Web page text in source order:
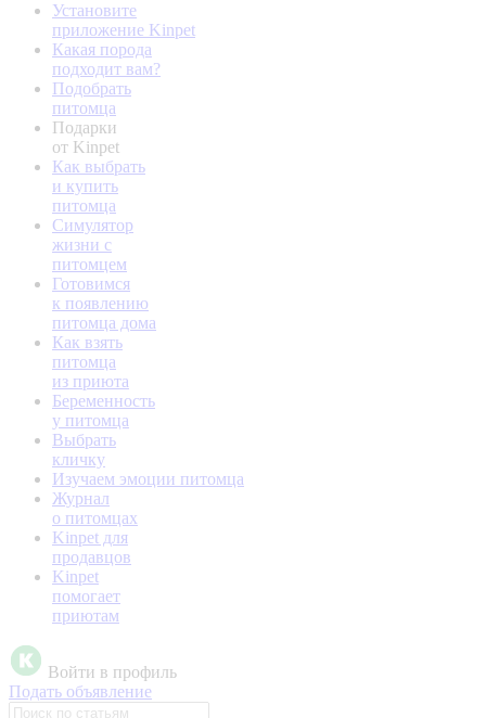
Установите
приложение Kinpet
Какая порода
подходит вам?
Подобрать
питомца
Подарки
от Kinpet
Как выбрать
и купить
питомца
Симулятор
жизни с
питомцем
Готовимся
к появлению
питомца дома
Как взять
питомца
из приюта
Беременность
у питомца
Выбрать
кличку
Изучаем эмоции питомца
Журнал
о питомцах
Kinpet для
продавцов
Kinpet
помогает
приютам
Войти в профиль
Подать объявление